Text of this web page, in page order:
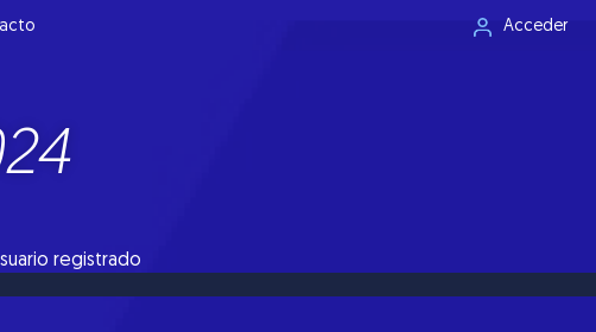
Acceder
registrado